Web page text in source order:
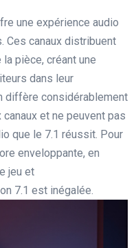
une expérience audio
Ces canaux distribuent
pièce, créant une
dans leur
diffère considérablement
et ne peuvent pas
que le 7.1 réussit. Pour
enveloppante, en
jeu et
7.1 est inégalée.